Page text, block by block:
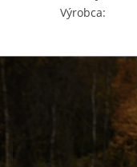
Výrobca